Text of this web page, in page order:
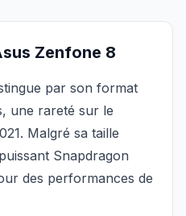
Zenfone 8
par son format
une rareté sur le
Malgré sa taille
Snapdragon
des performances de